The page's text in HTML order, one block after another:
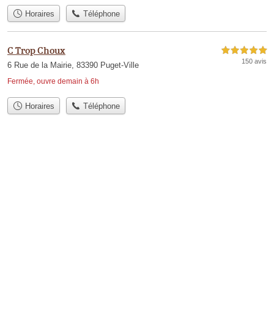
Horaires Téléphone
C Trop Choux
6 Rue de la Mairie, 83390 Puget-Ville
Fermée, ouvre demain à 6h
5,0 étoiles sur 5
150 avis
Horaires Téléphone